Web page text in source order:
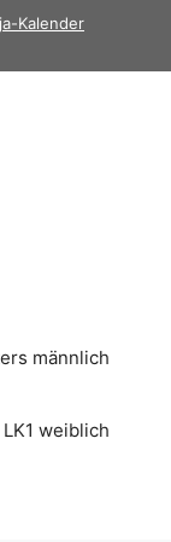
Kalender
männlich
weiblich